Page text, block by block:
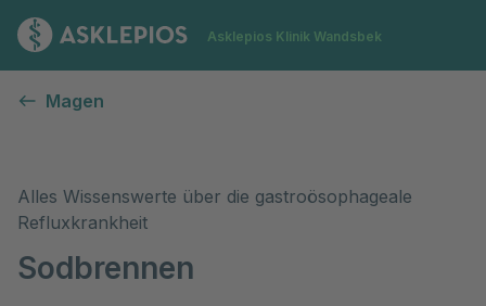
Zur Startseite
Asklepios Klinik Wandsbek
Magen
Alles Wissenswerte über die gastroösophageale
Refluxkrankheit
Sodbrennen